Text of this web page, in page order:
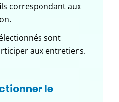
correspondant aux
sont
aux entretiens.
le